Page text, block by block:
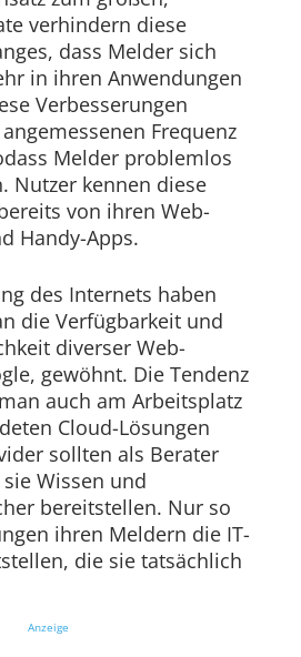
verhindern diese
dass Melder sich
in ihren Anwendungen
Verbesserungen
Frequenz
Melder problemlos
Nutzer kennen diese
von ihren Web-
Handy-Apps.
des Internets haben
die Verfügbarkeit und
diverser Web-
gewöhnt. Die Tendenz
auch am Arbeitsplatz
Cloud-Lösungen
sollten als Berater
Wissen und
bereitstellen. Nur so
ihren Meldern die IT-
die sie tatsächlich
Anzeige